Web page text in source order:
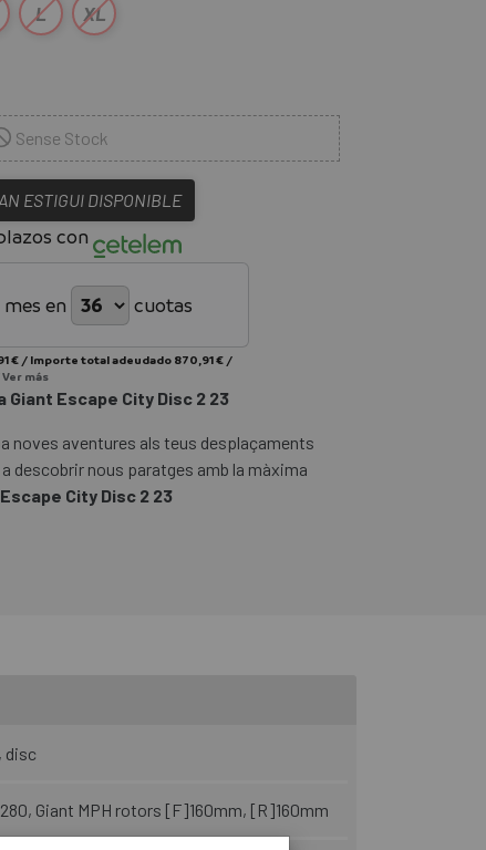
L XL
Sense Stock
ESTIGUI DISPONIBLE
con
mes en cuotas
€ / Importe total adeudado 870,91 €/
Ver más
Giant Escape City Disc 2 23
noves aventures als teus desplaçaments
descobrir nous paratges amb la màxima
City Disc 2 23
disc
Giant MPH rotors [F]160mm, [R]160mm